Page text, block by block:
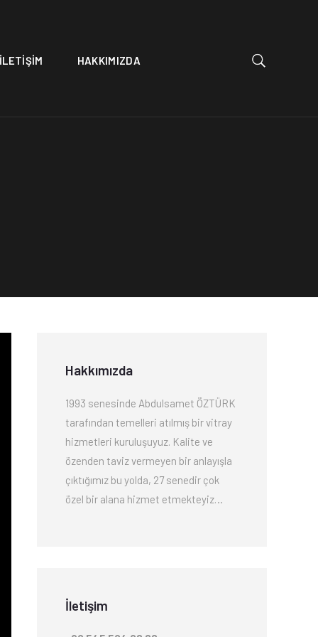
İLETİŞİM HAKKIMIZDA
Hakkımızda
1993 senesinde Abdulsamet ÖZTÜRK
tarafından temelleri atılmış bir vitray
hizmetleri kuruluşuyuz. Kalite ve
özenden taviz vermeyen bir anlayışla
çıktığımız bu yolda, 27 senedir çok
özel bir alana hizmet etmekteyiz…
İletişim